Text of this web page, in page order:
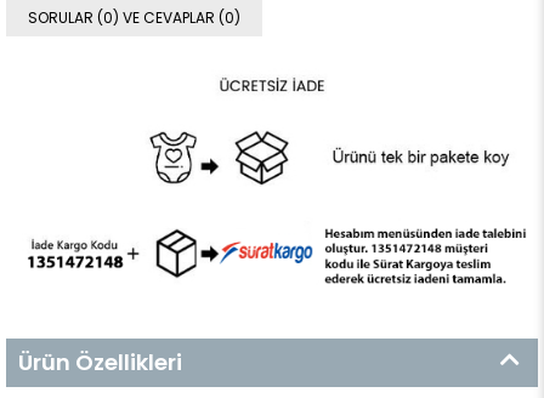
SORULAR (0) VE CEVAPLAR (0)
Ürün Özellikleri